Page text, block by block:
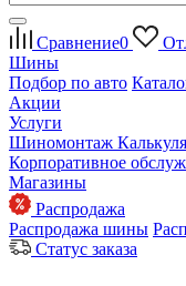
Сравнение0
Шины
Подбор по авто
Акции
Услуги
Шиномонтаж
Корпоративное
Магазины
Распродажа
Распродажа шины
Статус заказа